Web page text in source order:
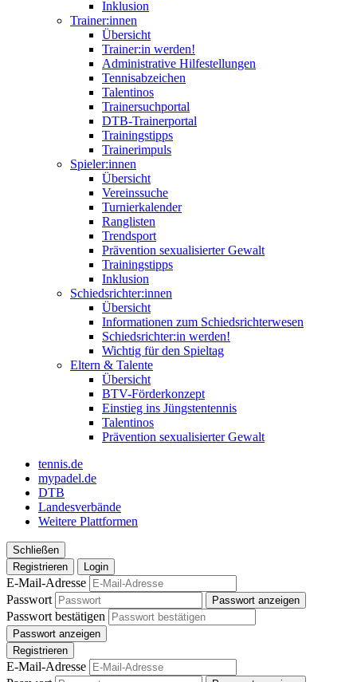
Inklusion
Trainer:innen
Übersicht
Trainer:in werden!
Administrative Hilfestellungen
Tennisabzeichen
Talentinos
Trainersuchportal
DTB-Trainerportal
Trainingstipps
Trainerimpuls
Spieler:innen
Übersicht
Vereinssuche
Turnierkalender
Ranglisten
Trendsport
Prävention sexualisierter Gewalt
Trainingstipps
Inklusion
Schiedsrichter:innen
Übersicht
Informationen zum Schiedsrichterwesen
Schiedsrichter:in werden!
Wichtig für den Spieltag
Eltern & Talente
Übersicht
BTV-Förderkonzept
Einstieg ins Jüngstentennis
Talentinos
Prävention sexualisierter Gewalt
tennis.de
mypadel.de
DTB
Landesverbände
Weitere Plattformen
Schließen
Registrieren
Login
E-Mail-Adresse
Passwort
Passwort anzeigen
Passwort bestätigen
Passwort anzeigen
Registrieren
E-Mail-Adresse